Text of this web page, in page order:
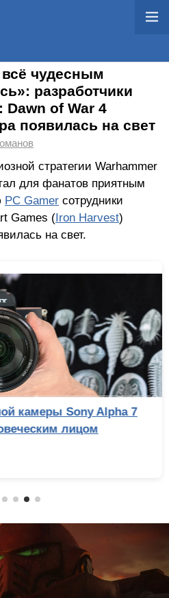
чудесным
разработчики
Dawn of War 4
появилась на свет
стратегии Warhammer
для фанатов приятным
PC Gamerсотрудники
Games (Iron Harvest)
на свет.
камеры Sony Alpha 7
лицом